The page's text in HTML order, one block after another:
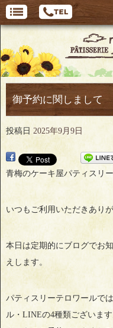
御予約に関しまして
投稿日 2025年9月9日
青梅のケーキ屋パティスリ
いつもご利用いただきあり
本日は定期的にブログでお
えします。
パティスリーテロワールで
ル・LINEの4種類ございま